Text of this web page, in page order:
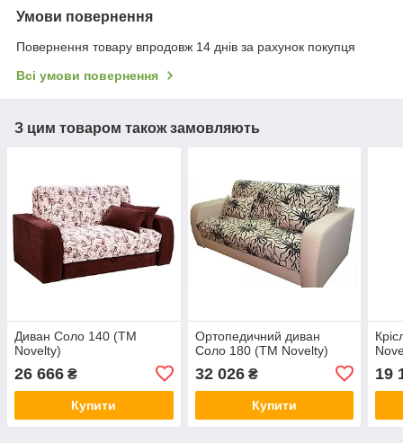
Умови повернення
Повернення товару впродовж 14 днів за рахунок покупця
Всі умови повернення
З цим товаром також замовляють
Диван Соло 140 (ТМ
Novelty)
26 666 ₴
Купити
Ортопедичний диван
Соло 180 (ТМ Novelty)
32 026₴
Купити
19